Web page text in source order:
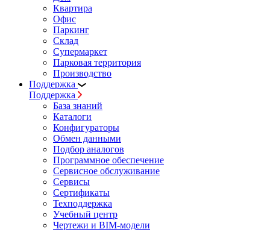
Квартира
Офис
Паркинг
Склад
Супермаркет
Парковая территория
Производство
Поддержка
Поддержка
База знаний
Каталоги
Конфигураторы
Обмен данными
Подбор аналогов
Программное обеспечение
Сервисное обслуживание
Сервисы
Сертификаты
Техподдержка
Учебный центр
Чертежи и BIM-модели